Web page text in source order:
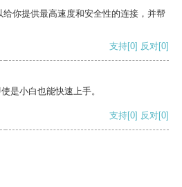
你提供最高速度和安全性的连接，并帮
支持[0] 反对[0]
是小白也能快速上手。
支持[0] 反对[0]